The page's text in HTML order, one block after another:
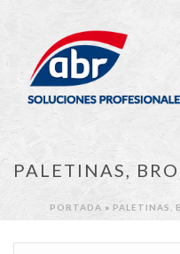
PALETINAS,
PORTADA » PALETINAS,